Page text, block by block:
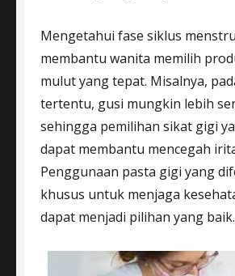
Mengetahui fase siklus
membantu wanita memilih
mulut yang tepat. Misalnya,
tertentu, gusi mungkin lebih
sehingga pemilihan sikat gigi
dapat membantu mencegah
Penggunaan pasta gigi yang
khusus untuk menjaga
dapat menjadi pilihan yang baik.